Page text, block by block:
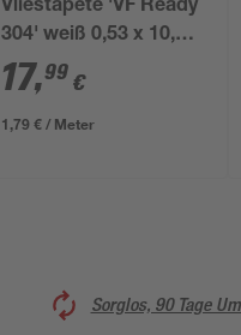
Vliestapete 'VF Ready
304' weiß 0,53 x 10,05
m
17,99 €
1,79 € / Meter
Sorglos, 90 Tage